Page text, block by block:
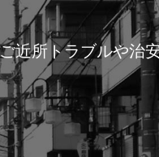
近所トラブルや治